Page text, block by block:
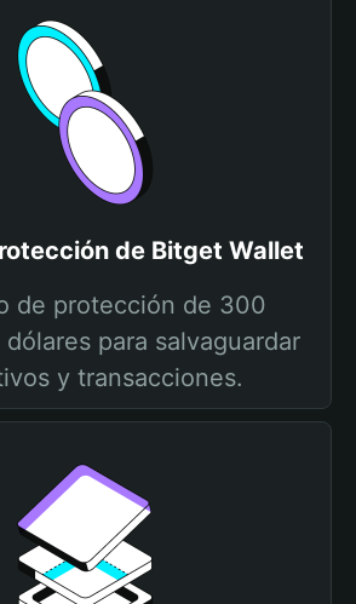
de Bitget Wallet
de protección de 300
para salvaguardar
y transacciones.